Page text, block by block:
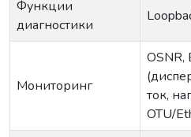
Функции
диагностики
Мониторинг
OSNR,
ток,
OTU/